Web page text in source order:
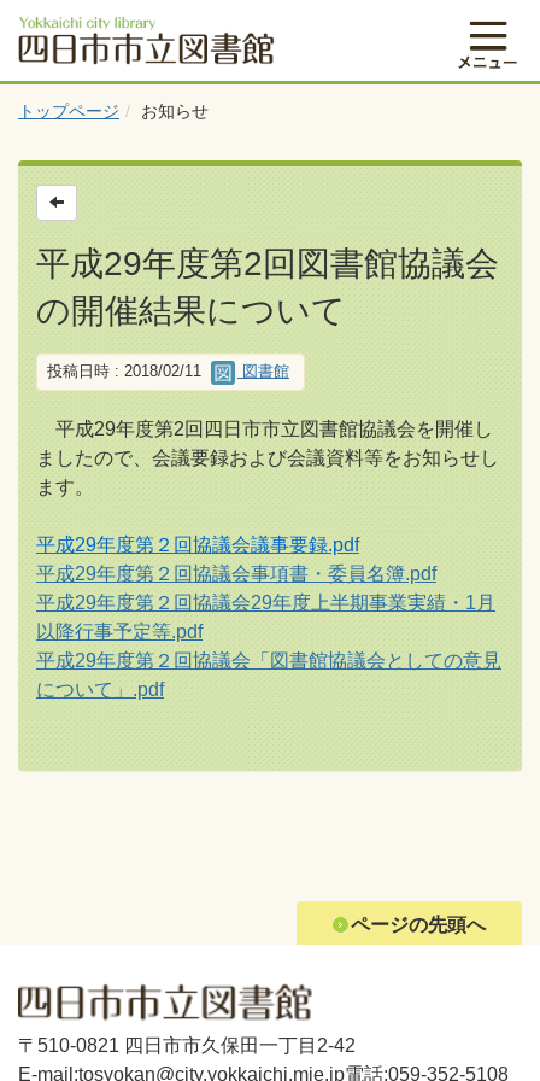
トップページ お知らせ
平成29年度第2回図書館協議会
の開催結果について
投稿日時 : 2018/02/11 図書館
平成29年度第2回四日市市立図書館協議会を開催し
ましたので、会議要録および会議資料等をお知らせし
ます。
平成29年度第２回協議会議事要録.pdf
平成29年度第２回協議会事項書・委員名簿.pdf
平成29年度第２回協議会29年度上半期事業実績・1月
以降行事予定等.pdf
平成29年度第２回協議会「図書館協議会としての意見
について」.pdf
ページの先頭へ
〒510-0821 四日市市久保田一丁目2-42
E-mail:tosyokan@city.yokkaichi.mie.jp電話:059-352-5108